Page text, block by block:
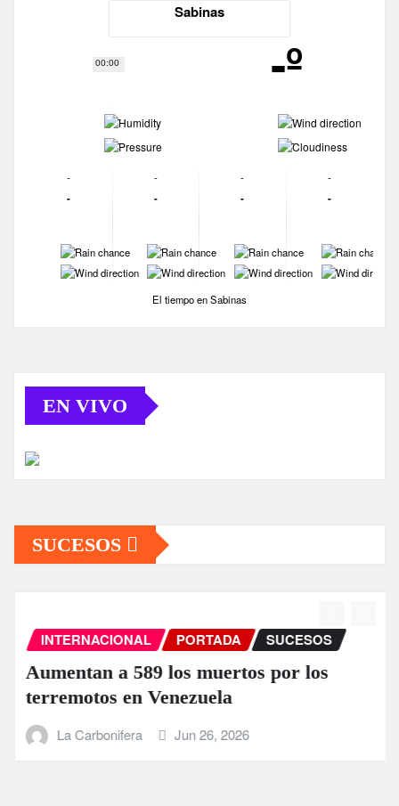
00:00
Sabinas
-º
-
-
-
-
-
-
-
-
-
-
-
-
-
-
-
-
-
-
-
-
El tiempo en Sabinas
EN VIVO
SUCESOS
INTERNACIONAL PORTADA SUCESOS
Aumentan a 589 los muertos por los
terremotos en Venezuela
La Carbonifera Jun 26, 2026